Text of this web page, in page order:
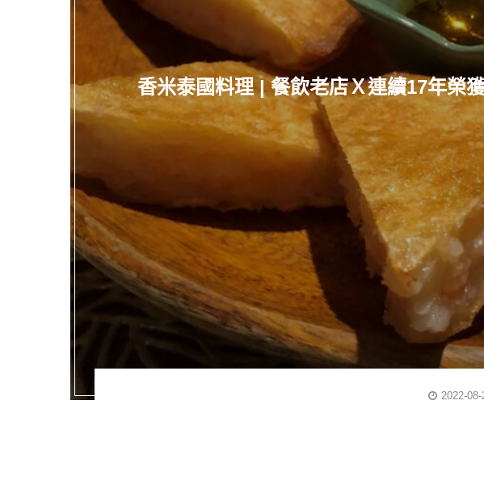
香米泰國料理 | 餐飲老店Ｘ連續17年榮
2022-08-